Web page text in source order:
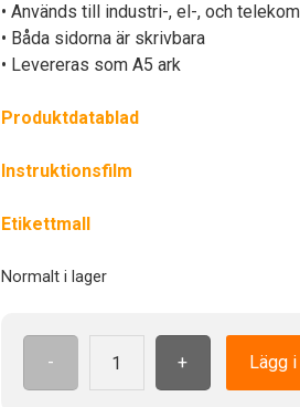
• Används till industri-, el-, och
• Båda sidorna är skrivbara
• Levereras som A5 ark
Produktdatablad
Instruktionsfilm
Etikettmall
Normalt i lager
- + Lägg